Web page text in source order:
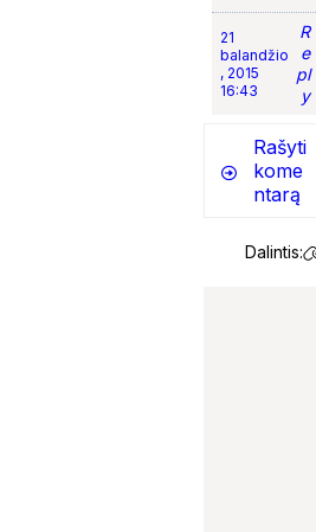
21
balandžio
, 2015
16:43
R
e
pl
y
Rašyti
kome
ntarą
Dalintis: